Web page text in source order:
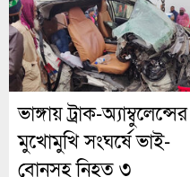
ভাঙ্গায় ট্রাক-অ্যাম্বুলেন্সের
মুখোমুখি সংঘর্ষে ভাই-
বোনসহ নিহত ৩